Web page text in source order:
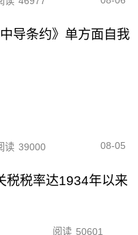
导条约》单方面自我
读 39000 08-05
税税率达1934年以来
阅读 50601